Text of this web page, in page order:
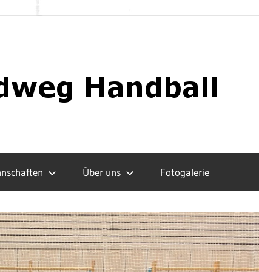
Über uns Fotogalerie